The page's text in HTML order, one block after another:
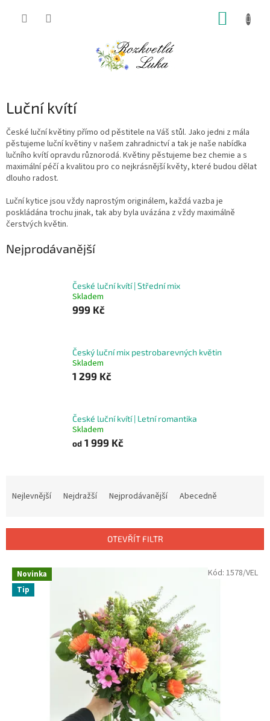
Luční kvítí
České luční květiny přímo od pěstitele na Váš stůl. Jako jedni z mála
pěstujeme luční květiny v našem zahradnictví a tak je naše nabídka
lučního kvítí opravdu různorodá. Květiny pěstujeme bez chemie a s
maximální péčí a kvalitou pro co nejkrásnější květy, které budou dělat
dlouho radost.
Luční kytice jsou vždy naprostým originálem, každá vazba je
poskládána trochu jinak, tak aby byla uvázána z vždy maximálně
čerstvých květin.
Nejprodávanější
České luční kvítí | Střední mix
Skladem
999 Kč
Český luční mix pestrobarevných květin
Skladem
1 299 Kč
České luční kvítí | Letní romantika
Skladem
od 1 999 Kč
í
Nejlevnější Nejdražší Nejprodávanější Abecedně
OTEVŘÍT FILTR
V
p
Novinka
Tip
Kód: 1578/VEL